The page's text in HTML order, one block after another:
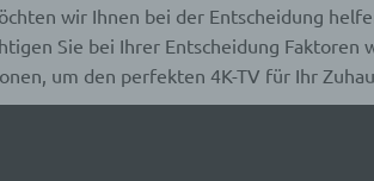
wir Ihnen bei der Entscheidung
Sie bei Ihrer Entscheidung Faktoren
um den perfekten 4K-TV für Ihr
der Verarbeitung ist die
Daten mit dem Ziel, ihre